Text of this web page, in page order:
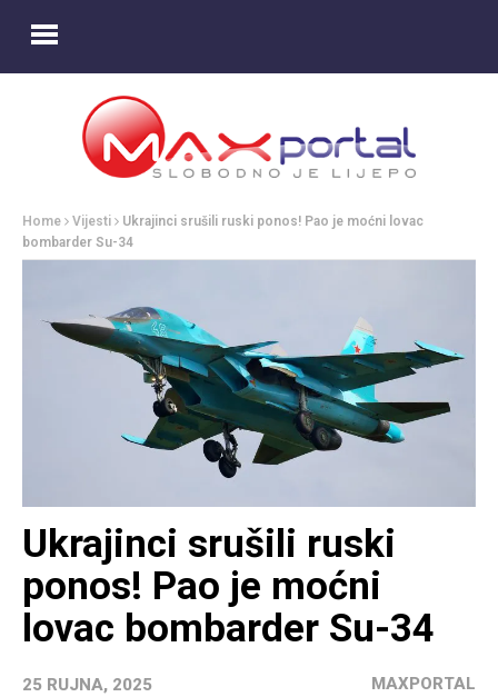
Home Vijesti
Ukrajinci srušili ruski ponos! Pao je moćni lovac
bombarder Su-34
Ukrajinci srušili ruski
ponos! Pao je moćni
lovac bombarder Su-34
25 RUJNA, 2025 MAXPORTAL